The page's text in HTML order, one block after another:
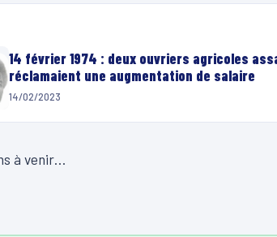
14 février 1974 : deux ouvriers agricoles
réclamaient une augmentation de salaire
14/02/2023
à venir…